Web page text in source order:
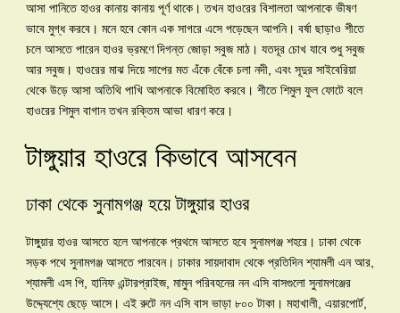
আসা পানিতে হাওর কানায় কানায় পূর্ণ থাকে। তখন হাওরের বিশালতা আপনাকে ভীষণ
ভাবে মুগ্ধ করবে। মনে হবে কোন এক সাগরে এসে পড়েছেন আপনি। বর্ষা ছাড়াও শীতে
চলে আসতে পারেন হাওর ভ্রমণে দিগন্ত জোড়া সবুজ মাঠ। যতদূর চোখ যাবে শুধু সবুজ
আর সবুজ। হাওরের মাঝ দিয়ে সাপের মত এঁকে বেঁকে চলা নদী, এবং সূদুর সাইবেরিয়া
থেকে উড়ে আসা অতিথি পাখি আপনাকে বিমোহিত করবে। শীতে শিমুল ফুল ফোটে বলে
হাওরের শিমুল বাগান তখন রক্তিম আভা ধারণ করে।
টাঙ্গুয়ার হাওরে কিভাবে আসবেন
ঢাকা থেকে সুনামগঞ্জ হয়ে টাঙ্গুয়ার হাওর
টাঙ্গুয়ার হাওর আসতে হলে আপনাকে প্রথমে আসতে হবে সুনামগঞ্জ শহরে। ঢাকা থেকে
সড়ক পথে সুনামগঞ্জ আসতে পারবেন। ঢাকার সায়দাবাদ থেকে প্রতিদিন শ্যামলী এন আর,
শ্যামলী এস পি, হানিফ এন্টারপ্রাইজ, মামুন পরিবহনের নন এসি বাসগুলো সুনামগঞ্জের
উদ্দ্যেশ্যে ছেড়ে আসে। এই রুটে নন এসি বাস ভাড়া ৮০০ টাকা। মহাখালী, এয়ারপোর্ট,